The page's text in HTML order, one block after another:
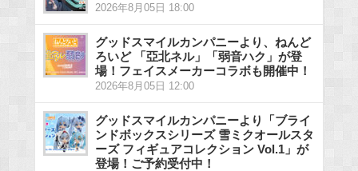
2026年8月05日 18:00
グッドスマイルカンパニーより、ねんど
ろいど 「亞北ネル」「弱音ハク」が登
場！フェイスメーカーコラボも開催中！
2026年8月05日 12:00
グッドスマイルカンパニーより「ブライ
ンドボックスシリーズ 雪ミクオールスタ
ーズ フィギュアコレクション Vol.1」が
登場！ご予約受付中！